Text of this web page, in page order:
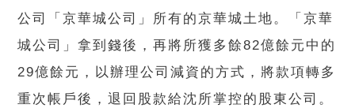
公司「京華城公司」所有的京華城土地。「京華
城公司」拿到錢後，再將所獲多餘82億餘元中的
29億餘元，以辦理公司減資的方式，將款項轉多
重次帳戶後，退回股款給沈所掌控的股東公司。